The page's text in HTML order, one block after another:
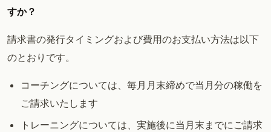
すか？
請求書の発行タイミングおよび費用のお支払い方法は以下
のとおりです。
コーチングについては、毎月月末締めで当月分の稼働を
ご請求いたします
トレーニングについては、実施後に当月末までにご請求